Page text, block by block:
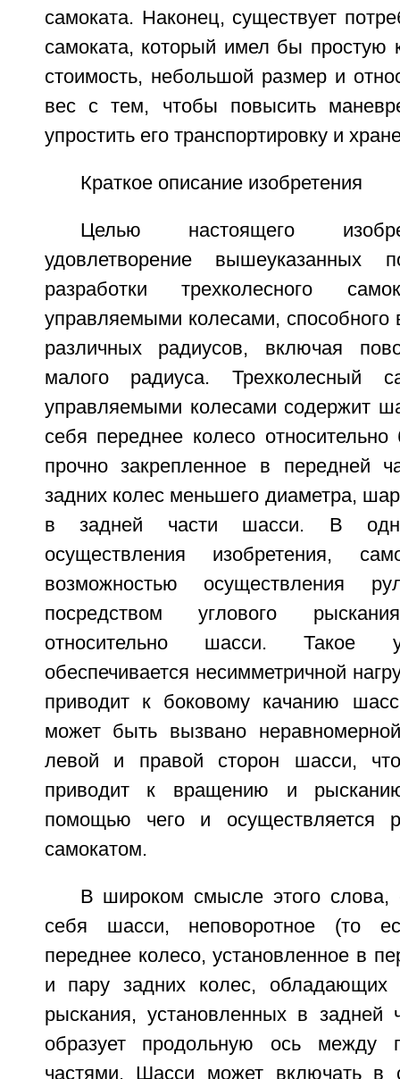
самоката. Наконец, существует
самоката, который имел бы простую
стоимость, небольшой размер и
вес с тем, чтобы повысить
упростить его транспортировку и
Краткое описание изобретения
Целью настоящего
удовлетворение вышеуказанных
разработки трехколесного
управляемыми колесами, способного
различных радиусов, включая
малого радиуса. Трехколесный
управляемыми колесами содержит
себя переднее колесо
прочно закрепленное в передней
задних колес меньшего диаметра,
в задней части шасси. В
осуществления изобретения,
возможностью осуществления
посредством углового
относительно шасси. Такое
обеспечивается несимметричной
приводит к боковому качанию
может быть вызвано
левой и правой сторон шасси,
приводит к вращению и
помощью чего и осуществляется
самокатом.
В широком смысле этого слова,
себя шасси, неповоротное (то
переднее колесо, установленное в
и пару задних колес, обладающих
рыскания, установленных в задней
образует продольную ось между
частями. Шасси может включать в